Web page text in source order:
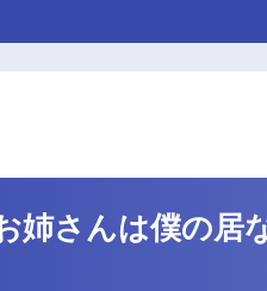
姉さんは僕の居